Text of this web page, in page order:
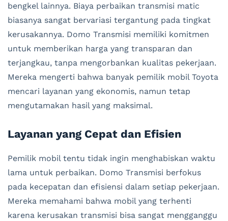
bengkel lainnya. Biaya perbaikan transmisi matic
biasanya sangat bervariasi tergantung pada tingkat
kerusakannya. Domo Transmisi memiliki komitmen
untuk memberikan harga yang transparan dan
terjangkau, tanpa mengorbankan kualitas pekerjaan.
Mereka mengerti bahwa banyak pemilik mobil Toyota
mencari layanan yang ekonomis, namun tetap
mengutamakan hasil yang maksimal.
Layanan yang Cepat dan Efisien
Pemilik mobil tentu tidak ingin menghabiskan waktu
lama untuk perbaikan. Domo Transmisi berfokus
pada kecepatan dan efisiensi dalam setiap pekerjaan.
Mereka memahami bahwa mobil yang terhenti
karena kerusakan transmisi bisa sangat mengganggu